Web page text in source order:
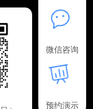
微信咨询
预约演示